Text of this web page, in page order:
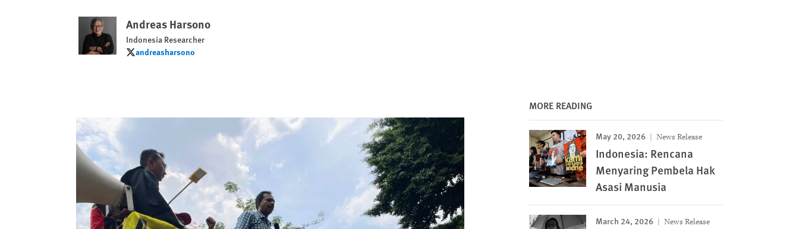
Andreas Harsono
Indonesia Researcher
andreasharsono
andreasharsono
MORE READING
May 20, 2026 News Release
Indonesia: Rencana
Menyaring Pembela Hak
Asasi Manusia
March 24, 2026 News Release